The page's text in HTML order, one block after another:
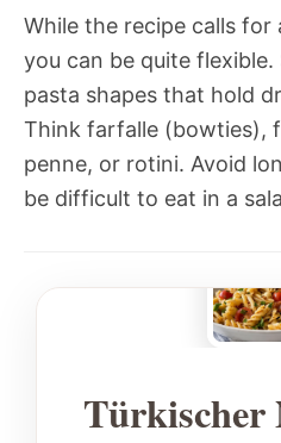
While the recipe calls for
you can be quite
pasta shapes that hold
Think farfalle (bowties),
penne, or rotini. Avoid
be difficult to eat in a
Türkischer